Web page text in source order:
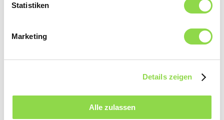
Statistiken
Marketing
Details zeigen
Alle zulassen
Vorteil: Die Pilze erhalten dadurch ein noch
intensiveres Aroma und verleihen Ihrem Gericht
Ja, auch in Öl oder Essig können Sie die Pilze